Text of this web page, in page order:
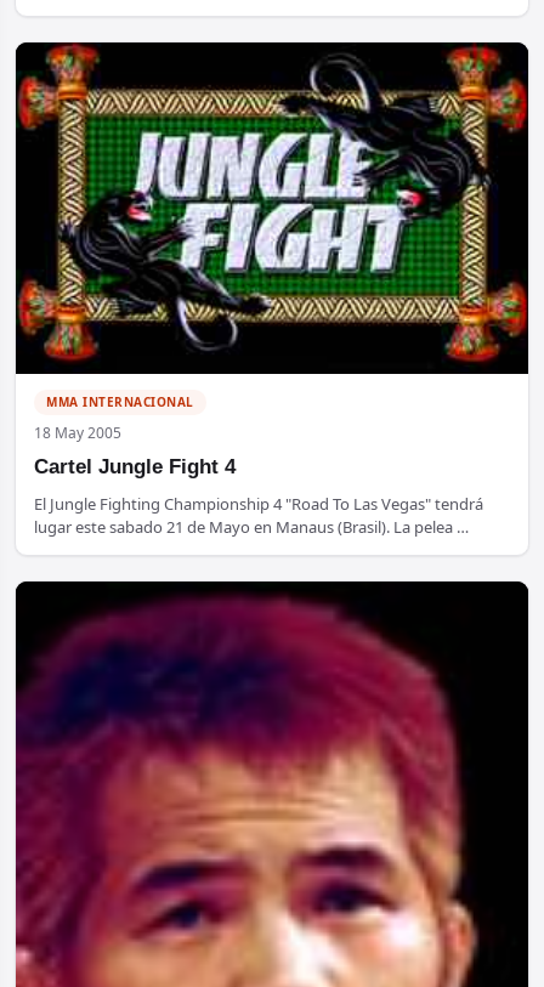
MMA INTERNACIONAL
18 May 2005
Cartel Jungle Fight 4
El Jungle Fighting Championship 4 "Road To Las Vegas" tendrá
lugar este sabado 21 de Mayo en Manaus (Brasil). La pelea …